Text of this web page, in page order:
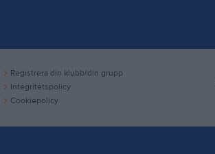
Registrera din klubb/din grupp
Integritetspolicy
Cookiepolicy